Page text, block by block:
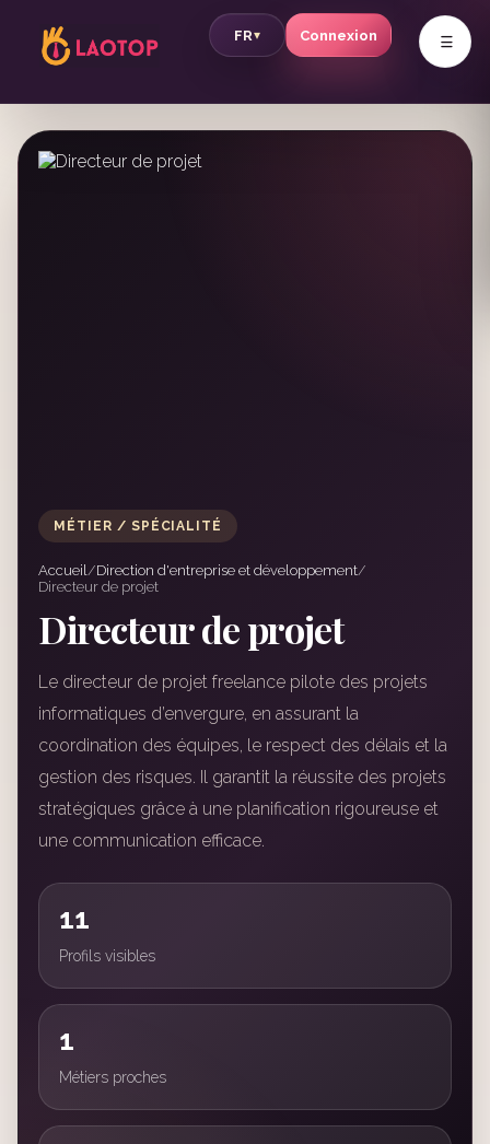
FR▾ Connexion v
MÉTIER / SPÉCIALITÉ
Accueil/Direction d'entreprise et développement/
Directeur de projet
Directeur de projet
Le directeur de projet freelance pilote des projets
informatiques d’envergure, en assurant la
coordination des équipes, le respect des délais et la
gestion des risques. Il garantit la réussite des projets
stratégiques grâce à une planification rigoureuse et
une communication efficace.
11
Profils visibles
1
Métiers proches